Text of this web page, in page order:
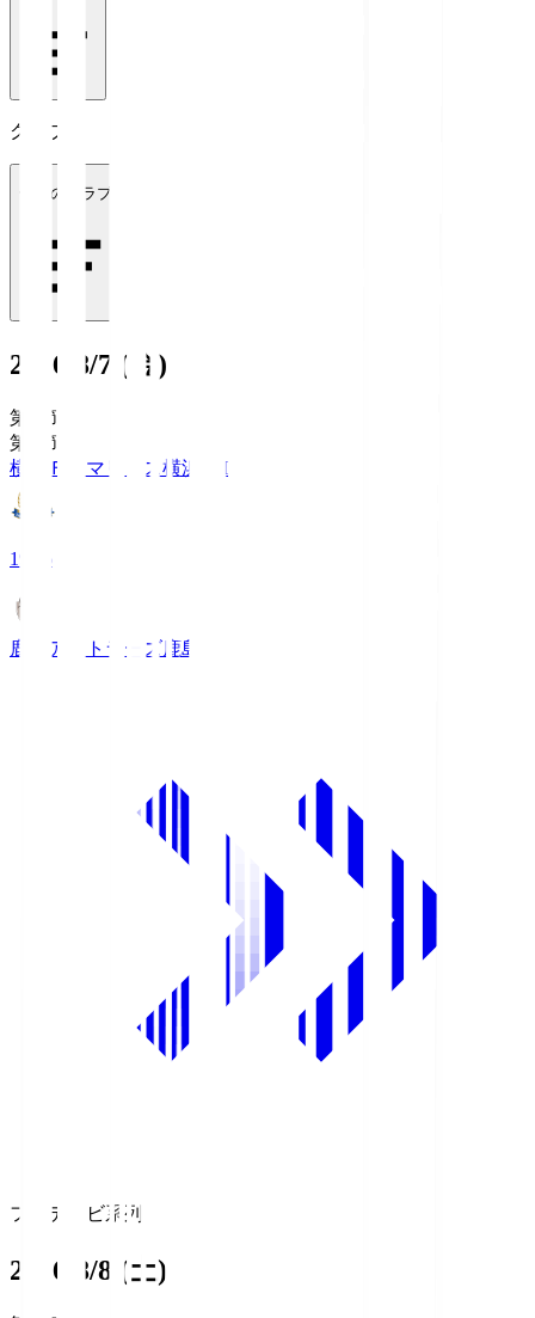
クラブ
全てのクラブ
2026/8/7 (金)
第1節
第1節
横浜Ｆ・マリノス横浜FM
19:26
鹿島アントラーズ鹿島
フジテレビ系列
2026/8/8 (土)